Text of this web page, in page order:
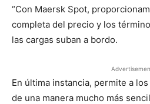
“Con Maersk Spot,
completa del precio y los
las cargas suban a bordo.
En última instancia, permite a
de una manera mucho más